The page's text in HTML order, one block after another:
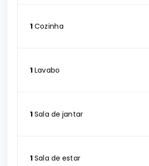
1 Cozinha
1 Lavabo
1 Sala de jantar
1 Sala de estar